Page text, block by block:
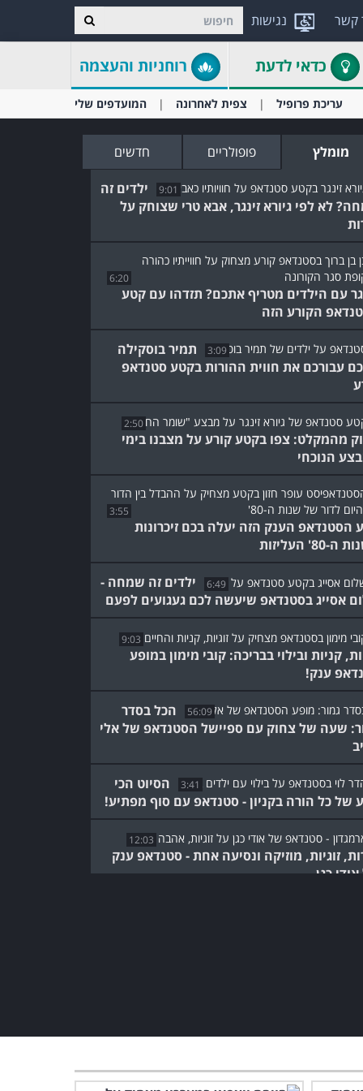
נגישות קשר
כדאי לדעת רוחניות והעצמה
עריכת פרופיל צפית לאחרונה המועדפים שלי
מומלץ פופולריים חדשים
9:01
ילדים זה
לא לפי גיורא זינגר, אבא טרי שצוחק על
6:20
עם הילדים מטריף אתכם? תזדהו עם קטע
הקורע הזה
3:09
תמיר בוסקילה
עבורכם את חווית ההורות בקטע סטנדאפ
2:50
מהמקלט: צפו בקטע קורע על מצבנו בימי
הנוכחי
3:55
הסטנדאפ הענק הזה יעלה בכם זיכרונות
80' העליזות
6:49
ילדים זה שמחה -
אסייג בסטנדאפ שיעשה לכם געגועים לפעם
9:03
קניות ובילוי בבריכה: קובי מימון במופע
ענק!
56:09
הכל בסדר
שעה של צחוק עם ספיישל הסטנדאפ של אלי
3:41
הסיוט הכי
של כל הורה בקניון - סטנדאפ עם סוף מפתיע!
12:03
זוגיות, מוזיקה ונסיעה אחת - סטנדאפ ענק
כגן
10:08
הורים - קשה לכם בחופש